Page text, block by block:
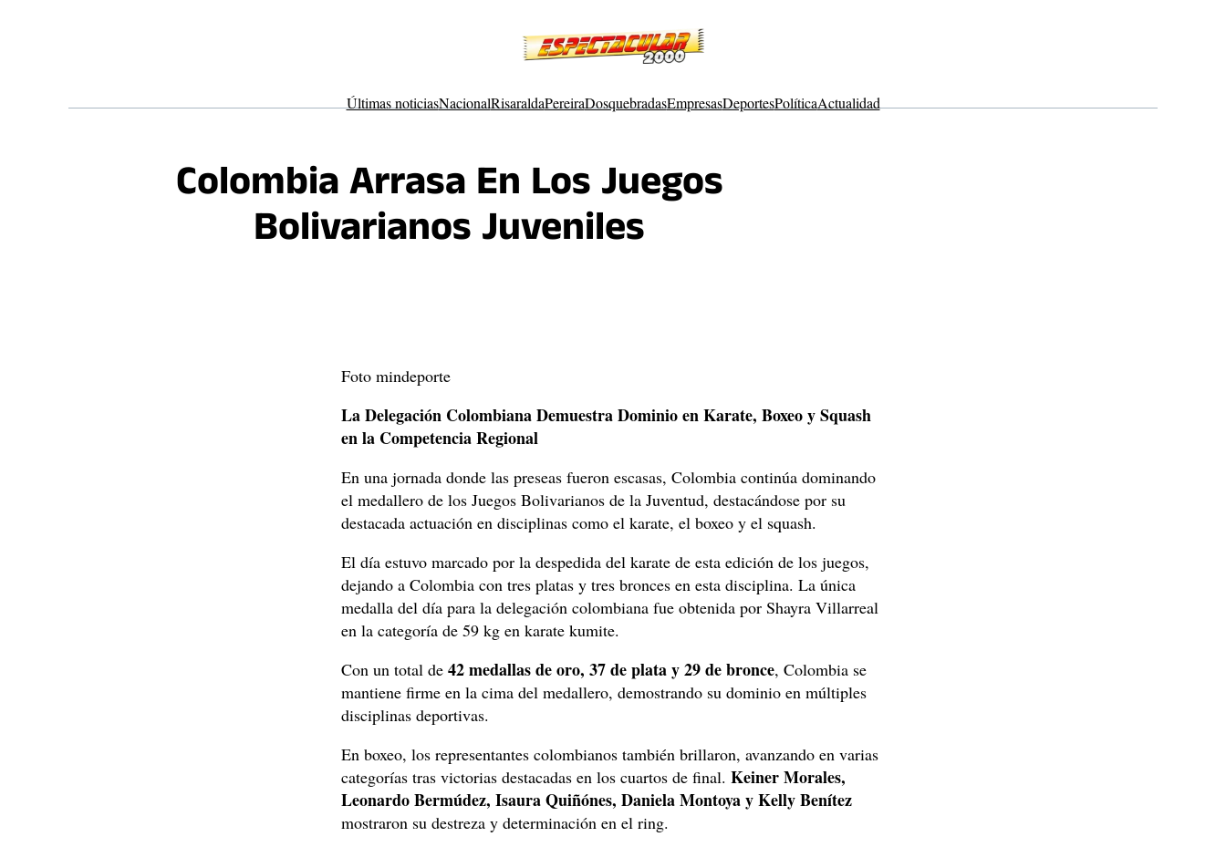
Últimas noticiasNacionalRisaraldaPereiraDosquebradasEmpresasDeportesPolíticaActualidad
Colombia Arrasa En Los Juegos
Bolivarianos Juveniles
Foto mindeporte
La Delegación Colombiana Demuestra Dominio en Karate, Boxeo y Squash
en la Competencia Regional
En una jornada donde las preseas fueron escasas, Colombia continúa dominando
el medallero de los Juegos Bolivarianos de la Juventud, destacándose por su
destacada actuación en disciplinas como el karate, el boxeo y el squash.
El día estuvo marcado por la despedida del karate de esta edición de los juegos,
dejando a Colombia con tres platas y tres bronces en esta disciplina. La única
medalla del día para la delegación colombiana fue obtenida por Shayra Villarreal
en la categoría de 59 kg en karate kumite.
Con un total de 42 medallas de oro, 37 de plata y 29 de bronce, Colombia se
mantiene firme en la cima del medallero, demostrando su dominio en múltiples
disciplinas deportivas.
En boxeo, los representantes colombianos también brillaron, avanzando en varias
categorías tras victorias destacadas en los cuartos de final. Keiner Morales,
Leonardo Bermúdez, Isaura Quiñónes, Daniela Montoya y Kelly Benítez
mostraron su destreza y determinación en el ring.